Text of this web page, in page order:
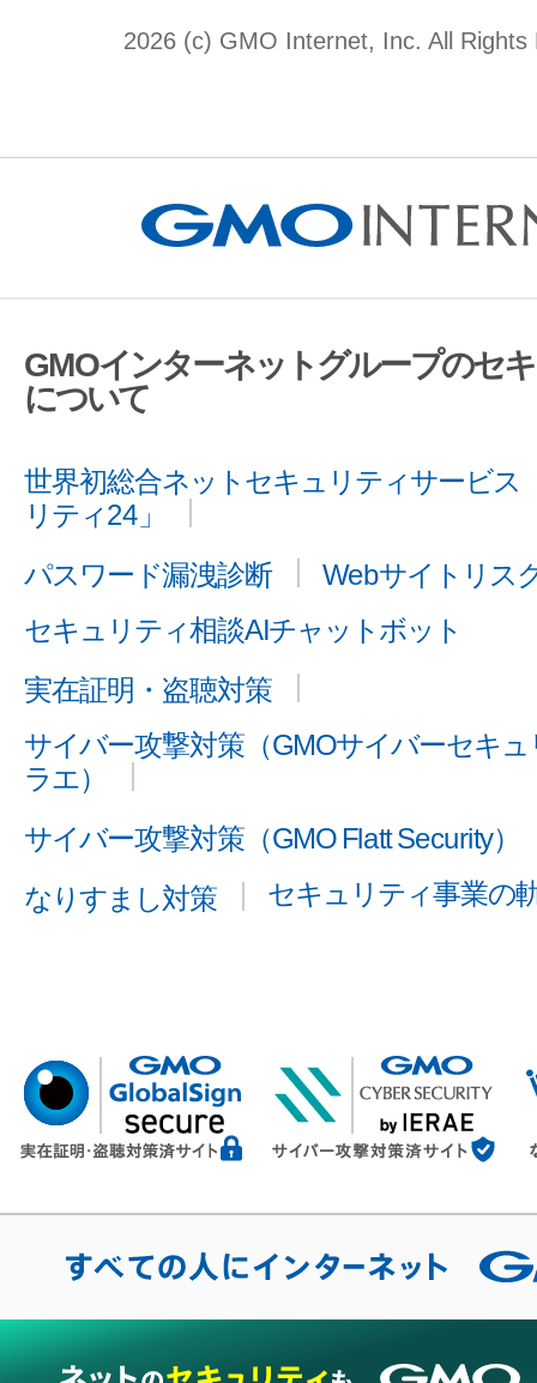
2026 (c) GMO Internet, Inc. All Rights
GMOインターネットグループのセ
について
世界初総合ネットセキュリティサービス
リティ24」
パスワード漏洩診断
Webサイトリス
セキュリティ相談AIチャットボット
実在証明・盗聴対策
サイバー攻撃対策（GMOサイバーセキ
ラエ）
サイバー攻撃対策（GMO Flatt Security）
なりすまし対策
セキュリティ事業の